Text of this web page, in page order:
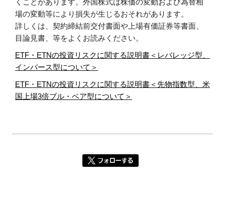
くことがあります。外国株式は株価の変動および為替相
場の変動等により損失が生じるおそれがあります。
詳しくは、契約締結前交付書面や上場有価証券等書面、
目論見書、等をよくお読みください。
ETF・ETNの投資リスクに関する説明書＜レバレッジ型、
インバース型について＞
ETF・ETNの投資リスクに関する説明書＜先物指数型、米
国上場3倍ブル・ベア型について＞